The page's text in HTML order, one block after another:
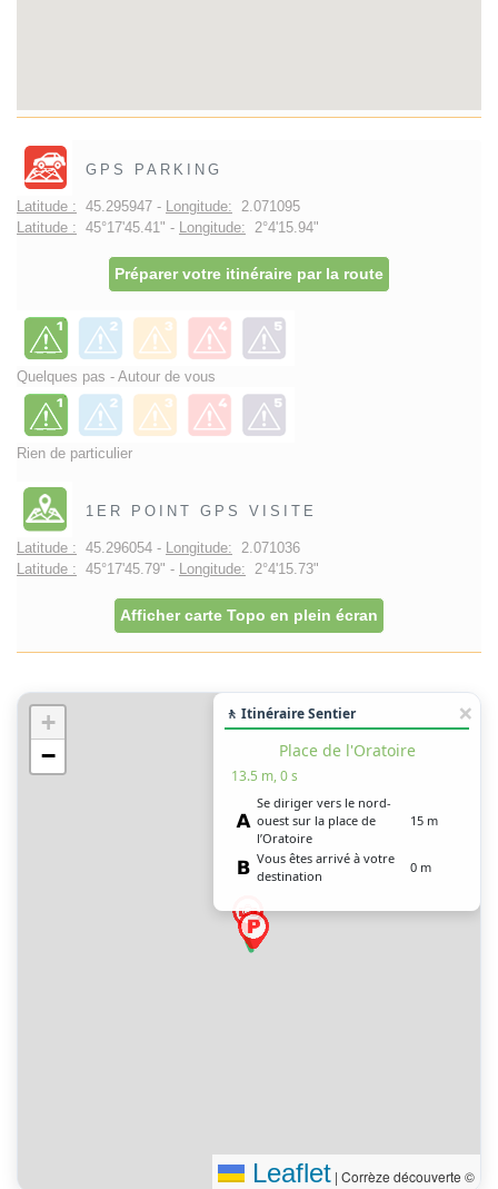
GPS PARKING
Latitude : 45.295947 - Longitude: 2.071095
Latitude : 45°17'45.41" - Longitude: 2°4'15.94"
Préparer votre itinéraire par la route
Quelques pas - Autour de vous
Rien de particulier
1ER POINT GPS VISITE
Latitude : 45.296054 - Longitude: 2.071036
Latitude : 45°17'45.79" - Longitude: 2°4'15.73"
Afficher carte Topo en plein écran
+
−
🚶 Itinéraire Sentier
Place de l'Oratoire
13.5 m, 0 s
Se diriger vers le nord-
ouest sur la place de
l’Oratoire
15 m
Vous êtes arrivé à votre
destination
0 m
Leaflet | Corrèze découverte ©